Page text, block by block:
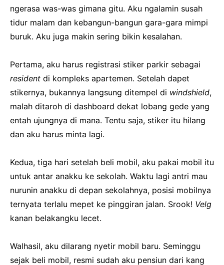
ngerasa was-was gimana gitu. Aku ngalamin susah
tidur malam dan kebangun-bangun gara-gara mimpi
buruk. Aku juga makin sering bikin kesalahan.
Pertama, aku harus registrasi stiker parkir sebagai
resident di kompleks apartemen. Setelah dapet
stikernya, bukannya langsung ditempel di windshield,
malah ditaroh di dashboard dekat lobang gede yang
entah ujungnya di mana. Tentu saja, stiker itu hilang
dan aku harus minta lagi.
Kedua, tiga hari setelah beli mobil, aku pakai mobil itu
untuk antar anakku ke sekolah. Waktu lagi antri mau
nurunin anakku di depan sekolahnya, posisi mobilnya
ternyata terlalu mepet ke pinggiran jalan. Srook! Velg
kanan belakangku lecet.
Walhasil, aku dilarang nyetir mobil baru. Seminggu
sejak beli mobil, resmi sudah aku pensiun dari kang